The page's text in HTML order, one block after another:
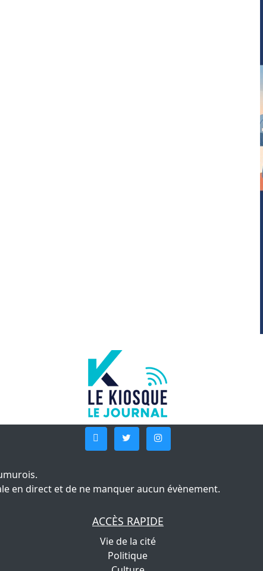
en direct et de ne manquer aucun évènement.
ACCÈS RAPIDE
Vie de la cité
Politique